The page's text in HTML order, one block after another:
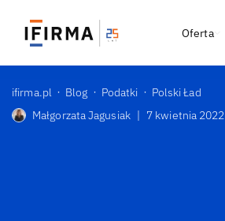
Oferta
ifirma.pl Blog Podatki
Polski Ład
Małgorzata Jagusiak | 7 kwietnia 2022